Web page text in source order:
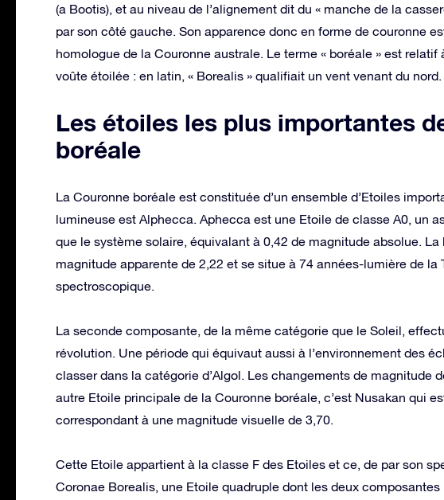
(a Bootis), et au niveau de l’alignement dit du « manche de la
par son côté gauche. Son apparence donc en forme de couronne
homologue de la Couronne australe. Le terme « boréale » est
voûte étoilée : en latin, « Borealis » qualifiait un vent venant du nord.
Les étoiles les plus importantes
boréale
La Couronne boréale est constituée d’un ensemble d’Etoiles
lumineuse est Alphecca. Aphecca est une Etoile de classe A0, un
que le système solaire, équivalant à 0,42 de magnitude absolue.
magnitude apparente de 2,22 et se situe à 74 années-lumière de la
spectroscopique.
La seconde composante, de la même catégorie que le Soleil,
révolution. Une période qui équivaut aussi à l’environnement des
classer dans la catégorie d’Algol. Les changements de magnitude
autre Etoile principale de la Couronne boréale, c’est Nusakan qui
correspondant à une magnitude visuelle de 3,70.
Cette Etoile appartient à la classe F des Etoiles et ce, de par son
Coronae Borealis, une Etoile quadruple dont les deux